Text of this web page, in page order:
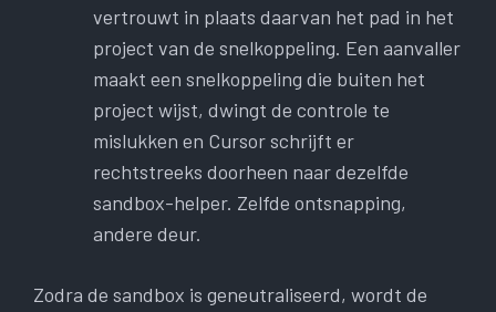
vertrouwt in plaats daarvan het pad in het
project van de snelkoppeling. Een aanvaller
maakt een snelkoppeling die buiten het
project wijst, dwingt de controle te
mislukken en Cursor schrijft er
rechtstreeks doorheen naar dezelfde
sandbox-helper. Zelfde ontsnapping,
andere deur.
Zodra de sandbox is geneutraliseerd, wordt de